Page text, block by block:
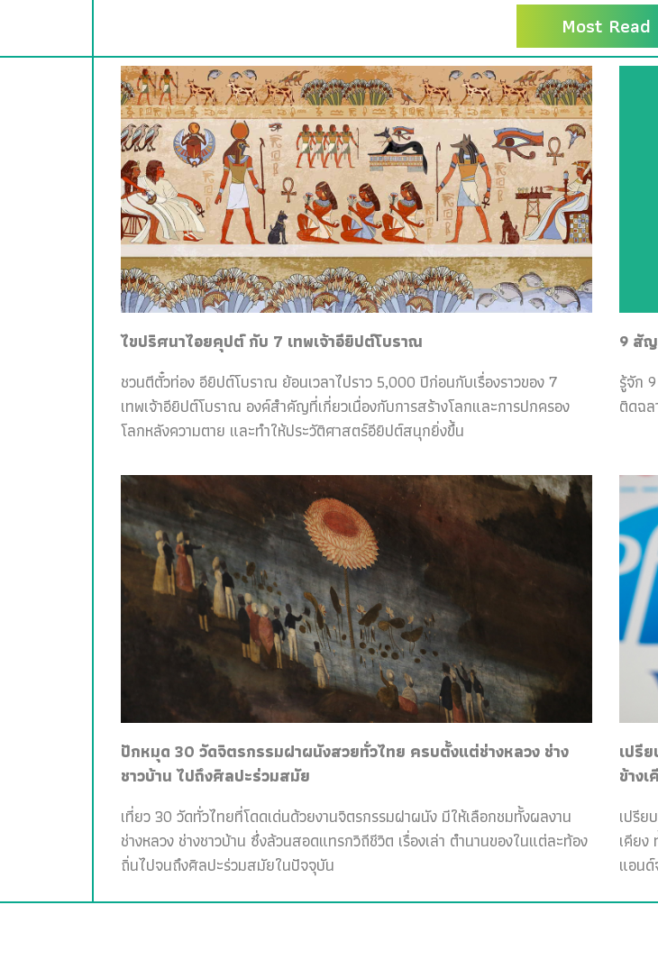
Most Read
ไขปริศนาไอยคุปต์ กับ 7 เทพเจ้าอียิปต์โบราณ
ชวนตีตั๋วท่อง อียิปต์โบราณ ย้อนเวลาไปราว 5,000 ปีก่อนกับเรื่องราวของ 7
เทพเจ้าอียิปต์โบราณ องค์สำคัญที่เกี่ยวเนื่องกับการสร้างโลกและการปกครอง
โลกหลังความตาย และทำให้ประวัติศาสตร์อียิปต์สนุกยิ่งขึ้น
9 สั
รู้จัก
ติดฉล
ปักหมุด 30 วัดจิตรกรรมฝาผนังสวยทั่วไทย ครบตั้งแต่ช่างหลวง ช่าง
ชาวบ้าน ไปถึงศิลปะร่วมสมัย
เที่ยว 30 วัดทั่วไทยที่โดดเด่นด้วยงานจิตรกรรมฝาผนัง มีให้เลือกชมทั้งผลงาน
ช่างหลวง ช่างชาวบ้าน ซึ่งล้วนสอดแทรกวิถีชีวิต เรื่องเล่า ตำนานของในแต่ละท้อง
ถิ่นไปจนถึงศิลปะร่วมสมัยในปัจจุบัน
เปรี
ข้าง
เปรี
เคียง
แอน